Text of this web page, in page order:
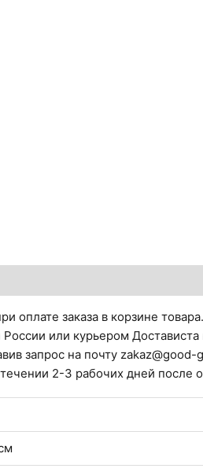
оплате заказа в корзине товара.
или курьером
запрос на почту zakaz@good-
течении 2-3 рабочих дней после